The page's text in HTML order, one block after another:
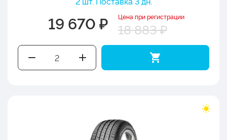
19 670 ₽ Цена при регистрации
18 883 ₽